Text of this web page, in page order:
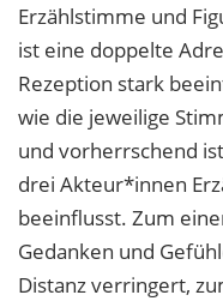
Erzählstimme und
ist eine doppelte
Rezeption stark
wie die jeweilige
und vorherrschend
drei Akteur*innen
beeinflusst. Zum
Gedanken und
Distanz verringert,